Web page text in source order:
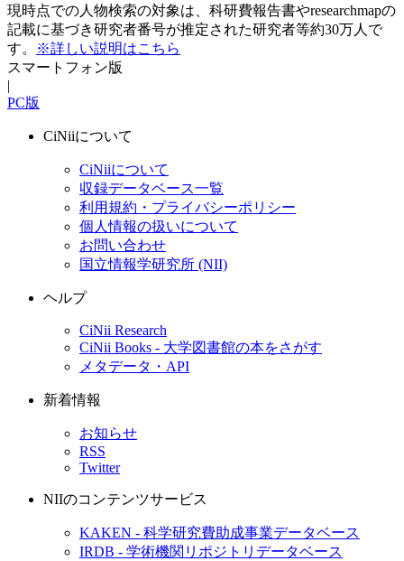
現時点での人物検索の対象は、科研費報告書やresearchmapの
記載に基づき研究者番号が推定された研究者等約30万人で
す。
※詳しい説明はこちら
スマートフォン版
|
PC版
CiNiiについて
CiNiiについて
収録データベース一覧
利用規約・プライバシーポリシー
個人情報の扱いについて
お問い合わせ
国立情報学研究所 (NII)
ヘルプ
CiNii Research
CiNii Books - 大学図書館の本をさがす
メタデータ・API
新着情報
お知らせ
RSS
Twitter
NIIのコンテンツサービス
KAKEN - 科学研究費助成事業データベース
IRDB - 学術機関リポジトリデータベース